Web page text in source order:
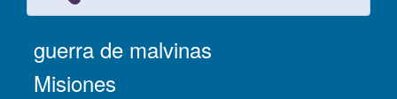
guerra de malvinas
Misiones